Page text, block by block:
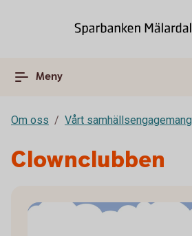
Meny
Om oss Vårt samhällsengagemang
Clownclubben